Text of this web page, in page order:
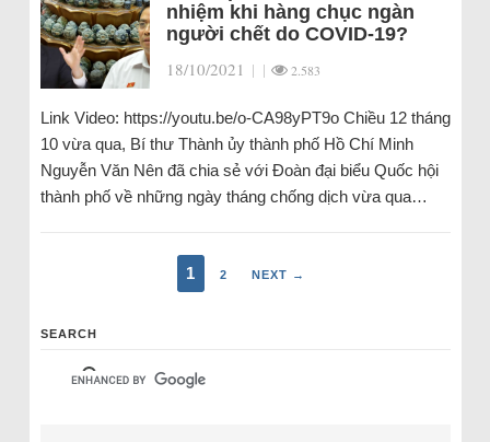
nhiệm khi hàng chục ngàn
người chết do COVID-19?
18/10/2021 | | 2.583
Link Video: https://youtu.be/o-CA98yPT9o Chiều 12 tháng
10 vừa qua, Bí thư Thành ủy thành phố Hồ Chí Minh
Nguyễn Văn Nên đã chia sẻ với Đoàn đại biểu Quốc hội
thành phố về những ngày tháng chống dịch vừa qua…
1 2 NEXT →
SEARCH